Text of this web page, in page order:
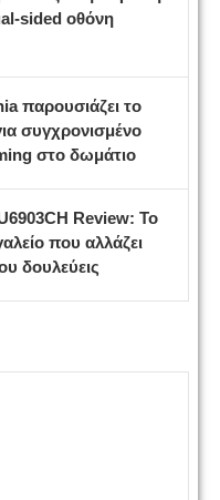
sided οθόνη
παρουσιάζει το
συγχρονισμένο
στο δωμάτιο
Review: Το
που αλλάζει
δουλεύεις